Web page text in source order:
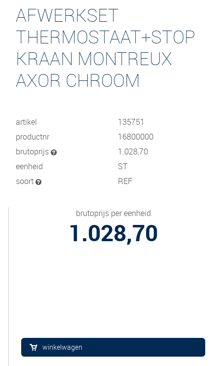
AFWERKSET
THERMOSTAAT+STOP
KRAAN MONTREUX
AXOR CHROOM
artikel
135751
productnr
16800000
brutoprijs
1.028,70
eenheid
ST
soort
REF
brutoprijs per eenheid
1.028,70
winkelwagen